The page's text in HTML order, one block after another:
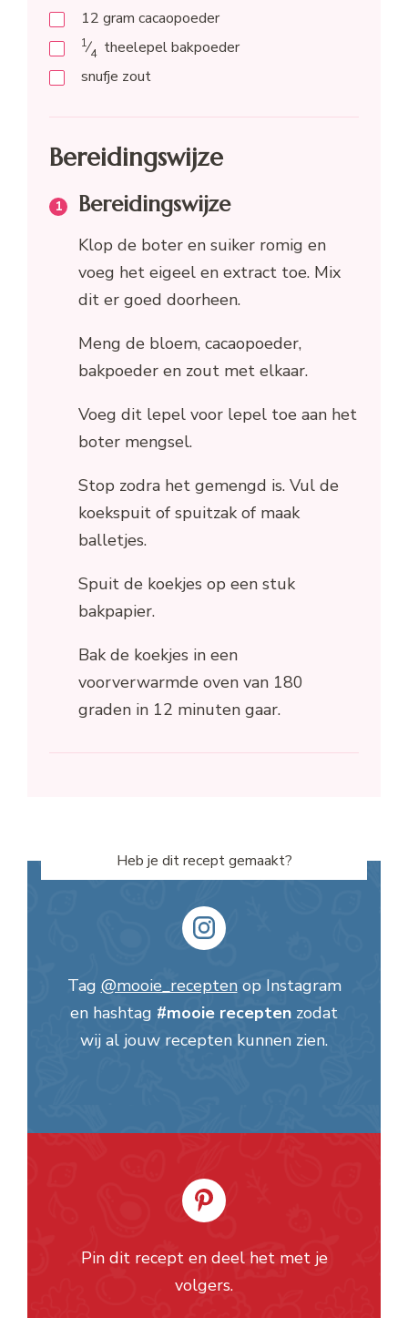
12 gram cacaopoeder
1⁄4 theelepelbakpoeder
snufje zout
Bereidingswijze
Bereidingswijze
Klop de boter en suiker romig en
voeg het eigeel en extract toe. Mix
dit er goed doorheen.
Meng de bloem, cacaopoeder,
bakpoeder en zout met elkaar.
Voeg dit lepel voor lepel toe aan het
boter mengsel.
Stop zodra het gemengd is. Vul de
koekspuit of spuitzak of maak
balletjes.
Spuit de koekjes op een stuk
bakpapier.
Bak de koekjes in een
voorverwarmde oven van 180
graden in 12 minuten gaar.
Heb je dit recept gemaakt?
Tag @mooie_receptenop Instagram
en hashtag #mooie recepten zodat
wij al jouw recepten kunnen zien.
Pin dit recept en deel het met je
volgers.